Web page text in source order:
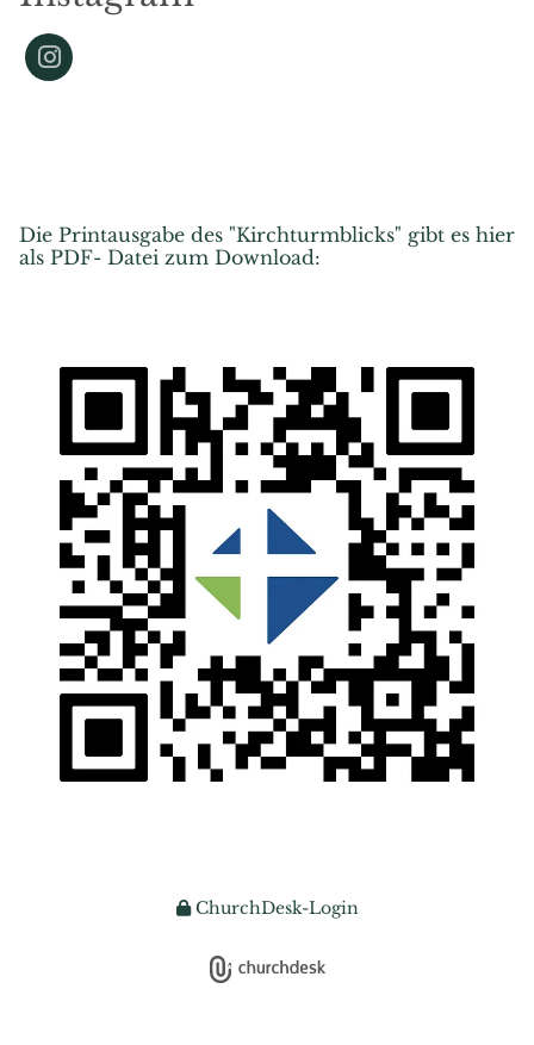
Die Printausgabe des "Kirchturmblicks" gibt es hier
als PDF- Datei zum Download:
ChurchDesk-Login